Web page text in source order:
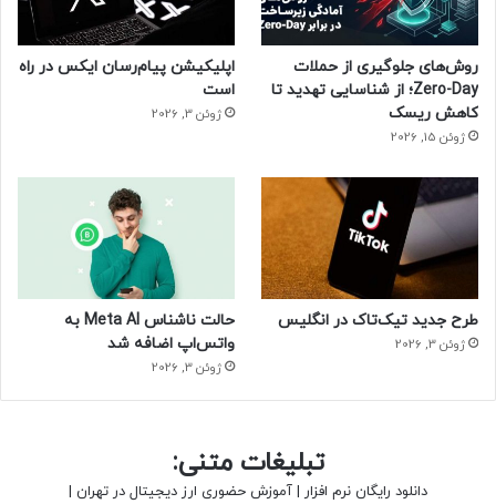
روش‌های جلوگیری از حملات
Zero-Day؛ از شناسایی تهدید تا
کاهش ریسک
ژوئن 15, 2026
اپلیکیشن پیام‌رسان ایکس در راه
است
ژوئن 3, 2026
طرح جدید تیک‌تاک در انگلیس
ژوئن 3, 2026
حالت ناشناس Meta AI به
واتس‌اپ اضافه شد
ژوئن 3, 2026
تبلیغات متنی:
دانلود رایگان نرم افزار | آموزش حضوری ارز دیجیتال در تهران |